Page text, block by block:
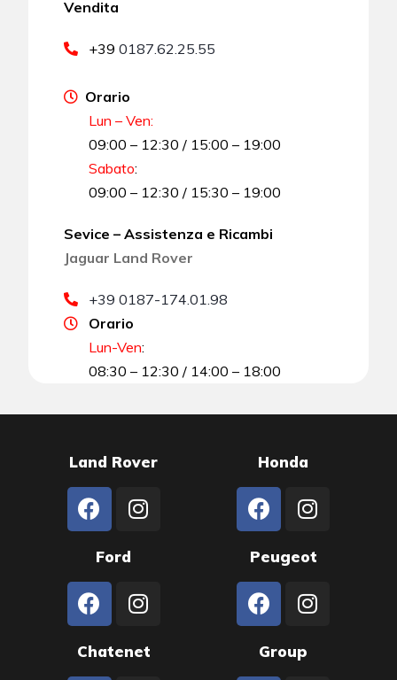
Vendita
+390187.62.25.55
Orario
Lun – Ven:
09:00 – 12:30 / 15:00 – 19:00
Sabato:
09:00 – 12:30 / 15:30 – 19:00
Sevice – Assistenza e Ricambi
Jaguar Land Rover
+39 0187-174.01.98
Orario
Lun-Ven:
08:30 – 12:30 / 14:00 – 18:00
Land Rover Honda
Ford Peugeot
Chatenet Group